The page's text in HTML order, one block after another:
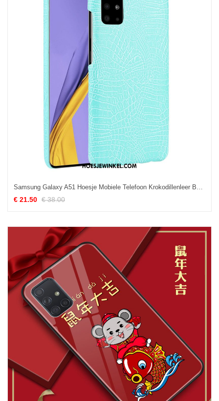
Samsung Galaxy A51 Hoesje Mobiele Telefoon Krokodillenleer Bedrijf, Samsung Galaxy A51 Hoesje Patroon Ster
€ 21.50 € 38.00